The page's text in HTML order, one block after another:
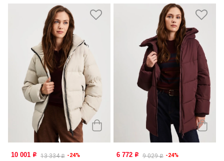
10 001 o 13 334o -24% 6 772 o 9 029o -24%